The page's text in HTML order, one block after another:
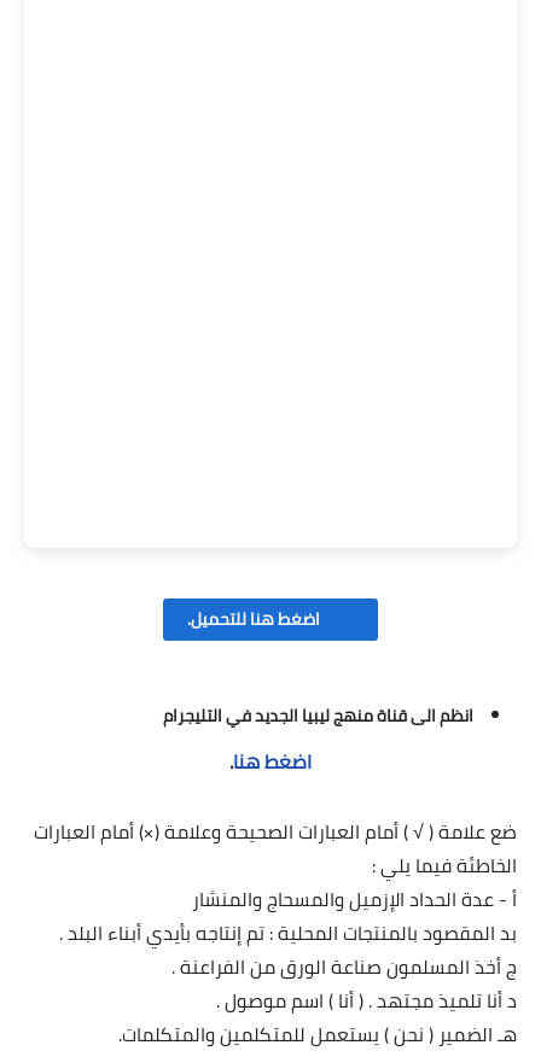
اضغط هنا للتحميل.
انظم الى قناة منهج ليبيا الجديد في التليجرام
اضغط هنا.
ضع علامة ( √ ) أمام العبارات الصحيحة وعلامة (×) أمام العبارات
الخاطئة فيما يلي :
أ - عدة الحداد الإزميل والمسحاج والمنشار
بد المقصود بالمنتجات المحلية : تم إنتاجه بأيدي أبناء البلد .
ج أخذ المسلمون صناعة الورق من الفراعنة .
د أنا تلميذ مجتهد . ( أنا ) اسم موصول .
هـ الضمير ( نحن ) يستعمل للمتكلمين والمتكلمات.